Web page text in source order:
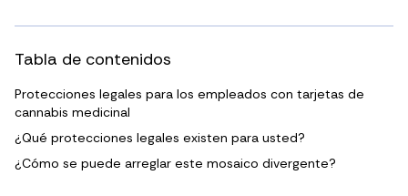
Tabla de contenidos
Protecciones legales para los empleados con tarjetas de
cannabis medicinal
¿Qué protecciones legales existen para usted?
¿Cómo se puede arreglar este mosaico divergente?